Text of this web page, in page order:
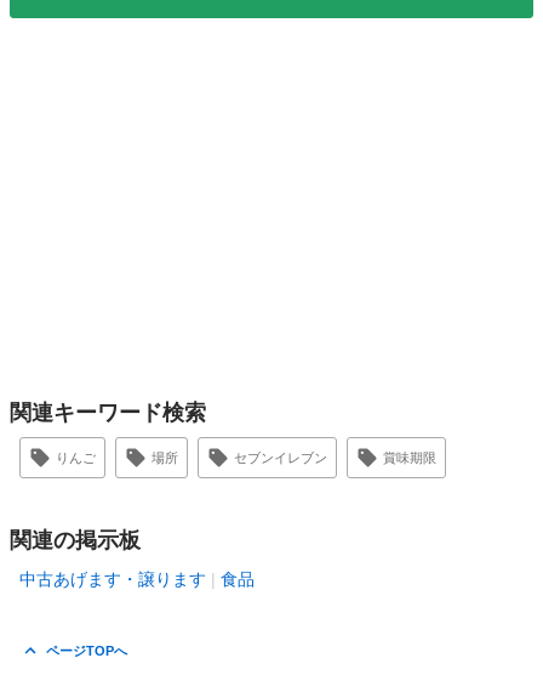
関連キーワード検索
りんご 場所 セブンイレブン 賞味期限
関連の掲示板
中古あげます・譲ります 食品
ページTOPへ